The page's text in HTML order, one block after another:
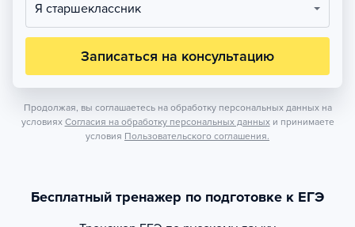
Я старшеклассник
Записаться на консультацию
Продолжая, вы соглашаетесь на обработку персональных данных на
условиях Согласия на обработку персональных данных и принимаете
условия Пользовательского соглашения.
Бесплатный тренажер по подготовке к ЕГЭ